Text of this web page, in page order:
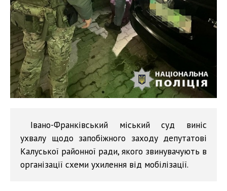
Івано-Франківський міський суд виніс
ухвалу щодо запобіжного заходу депутатові
Калуської районної ради, якого звинувачують в
організації схеми ухилення від мобілізації.